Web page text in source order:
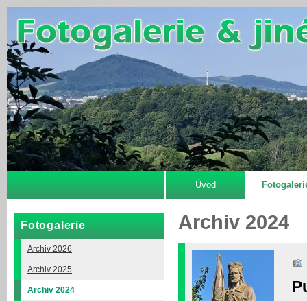
Úvod
Fotogalerie
Archiv 2026
Archiv 2025
Archiv 2024
Archiv 2024